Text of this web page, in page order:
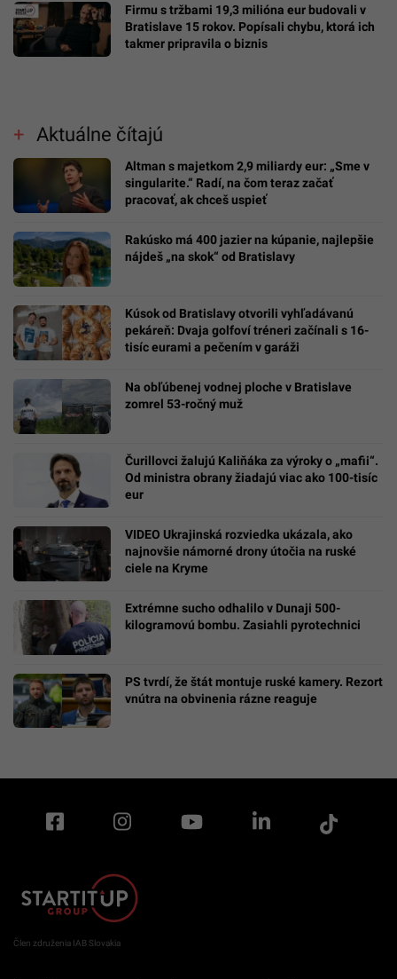
Firmu s tržbami 19,3 milióna eur budovali v
Bratislave 15 rokov. Popísali chybu, ktorá ich
takmer pripravila o biznis
Aktuálne čítajú
Altman s majetkom 2,9 miliardy eur: „Sme v
singularite.“ Radí, na čom teraz začať
pracovať, ak chceš uspieť
Rakúsko má 400 jazier na kúpanie, najlepšie
nájdeš „na skok“ od Bratislavy
Kúsok od Bratislavy otvorili vyhľadávanú
pekáreň: Dvaja golfoví tréneri začínali s 16-
tisíc eurami a pečením v garáži
Na obľúbenej vodnej ploche v Bratislave
zomrel 53-ročný muž
Čurillovci žalujú Kaliňáka za výroky o „mafii“.
Od ministra obrany žiadajú viac ako 100-tisíc
eur
VIDEO Ukrajinská rozviedka ukázala, ako
najnovšie námorné drony útočia na ruské
ciele na Kryme
Extrémne sucho odhalilo v Dunaji 500-
kilogramovú bombu. Zasiahli pyrotechnici
PS tvrdí, že štát montuje ruské kamery. Rezort
vnútra na obvinenia rázne reaguje
Člen združenia IAB Slovakia